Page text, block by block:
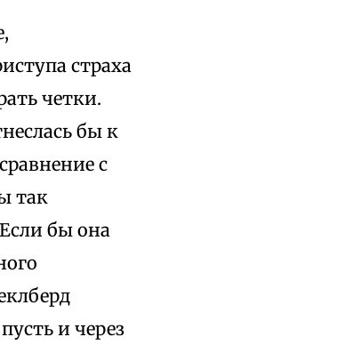
страха
четки.
бы к
с
так
бы она
и через